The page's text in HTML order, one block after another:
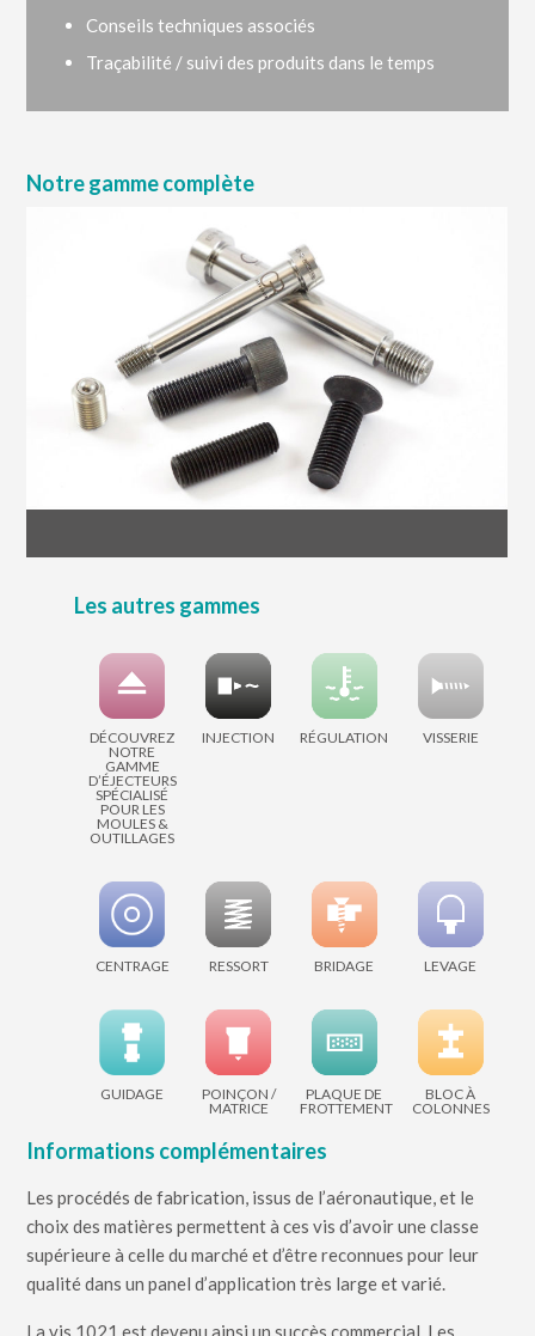
Conseils techniques associés
Traçabilité / suivi des produits dans le temps
Notre gamme complète
Les autres gammes
DÉCOUVREZ
NOTRE
GAMME
D’ÉJECTEURS
SPÉCIALISÉ
POUR LES
MOULES &
OUTILLAGES
INJECTION RÉGULATION VISSERIE
CENTRAGE RESSORT BRIDAGE LEVAGE
GUIDAGE
POINÇON /
MATRICE
PLAQUE DE
FROTTEMENT
BLOC À
COLONNES
Informations complémentaires
Les procédés de fabrication, issus de l’aéronautique, et le
choix des matières permettent à ces vis d’avoir une classe
supérieure à celle du marché et d’être reconnues pour leur
qualité dans un panel d’application très large et varié.
La vis 1021 est devenu ainsi un succès commercial. Les